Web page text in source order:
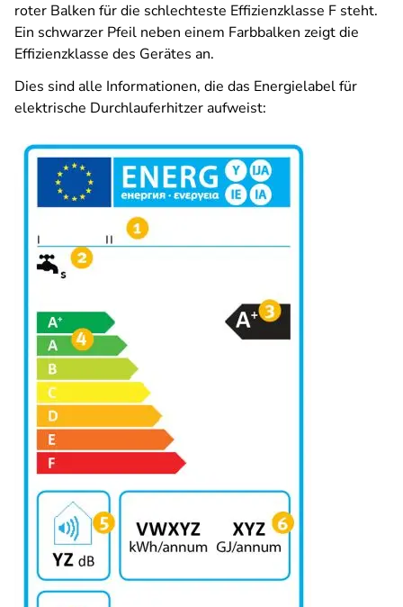
roter Balken für die schlechteste Effizienzklasse F steht.
Ein schwarzer Pfeil neben einem Farbbalken zeigt die
Effizienzklasse des Gerätes an.
Dies sind alle Informationen, die das Energielabel für
elektrische Durchlauferhitzer aufweist: